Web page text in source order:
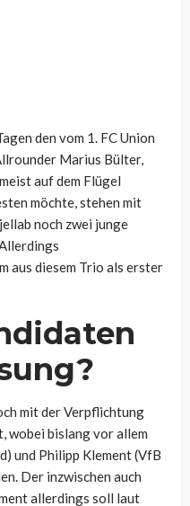
den vom 1. FC Union
Marius Bülter,
auf dem Flügel
möchte, stehen mit
noch zwei junge
aus diesem Trio als erster
mit der Verpflichtung
wobei bislang vor allem
und Philipp Klement (VfB
Der inzwischen auch
allerdings soll laut